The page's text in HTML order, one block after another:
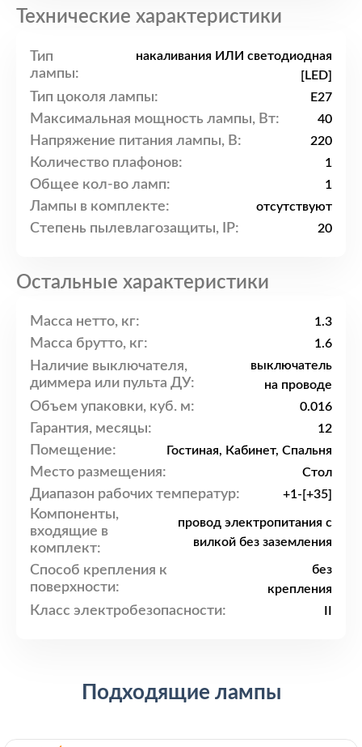
Технические характеристики
Тип
лампы:
накаливания ИЛИ светодиодная
[LED]
Тип цоколя лампы: E27
Максимальная мощность лампы, Вт: 40
Напряжение питания лампы, В: 220
Количество плафонов: 1
Общее кол-во ламп: 1
Лампы в комплекте: отсутствуют
Степень пылевлагозащиты, IP: 20
Остальные характеристики
Масса нетто, кг: 1.3
Масса брутто, кг: 1.6
Наличие выключателя,
диммера или пульта ДУ:
выключатель
на проводе
Объем упаковки, куб. м: 0.016
Гарантия, месяцы: 12
Помещение: Гостиная, Кабинет, Спальня
Место размещения: Стол
Диапазон рабочих температур: +1-[+35]
Компоненты,
входящие в
комплект:
провод электропитания с
вилкой без заземления
Способ крепления к
поверхности:
без
крепления
Класс электробезопасности:
Подходящие лампы